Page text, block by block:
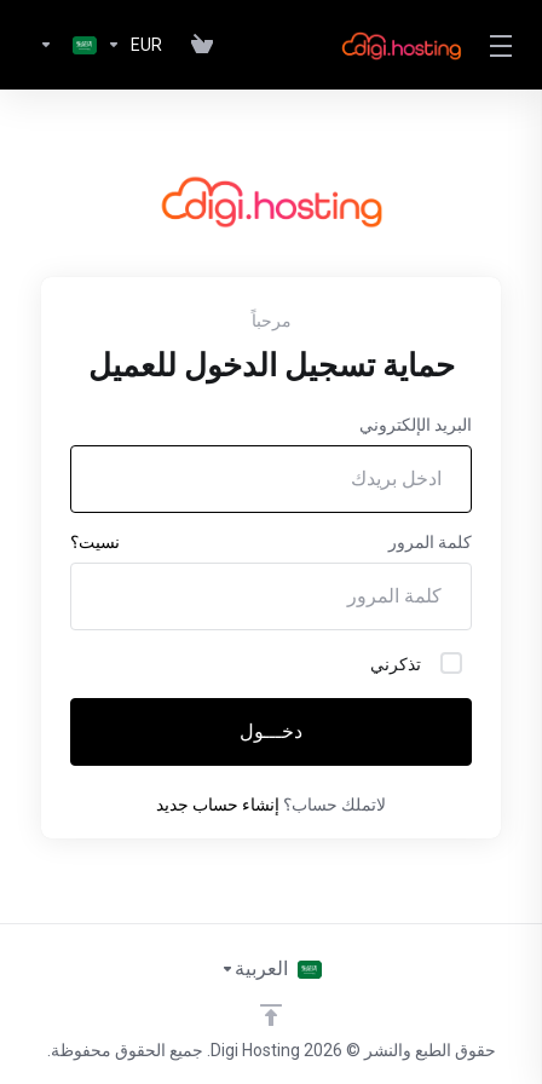
EUR
مرحباً
حماية تسجيل الدخول للعميل
البريد الإلكتروني
كلمة المرور نسيت؟
تذكرني
دخـــول
لاتملك حساب؟ إنشاء حساب جديد
حقوق الطبع والنشر © 2026 Digi Hosting. جميع الحقوق محفوظة.
العربية